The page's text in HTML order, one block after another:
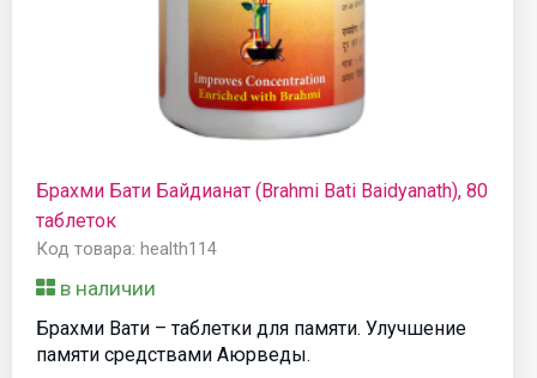
Брахми Бати Байдианат (Brahmi Bati Baidyanath), 80
таблеток
Код товара: health114
в наличии
Брахми Вати – таблетки для памяти. Улучшение
памяти средствами Аюрведы.